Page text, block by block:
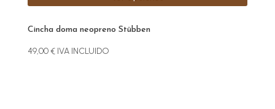
Cincha doma neopreno Stübben
49,00€ IVA INCLUIDO